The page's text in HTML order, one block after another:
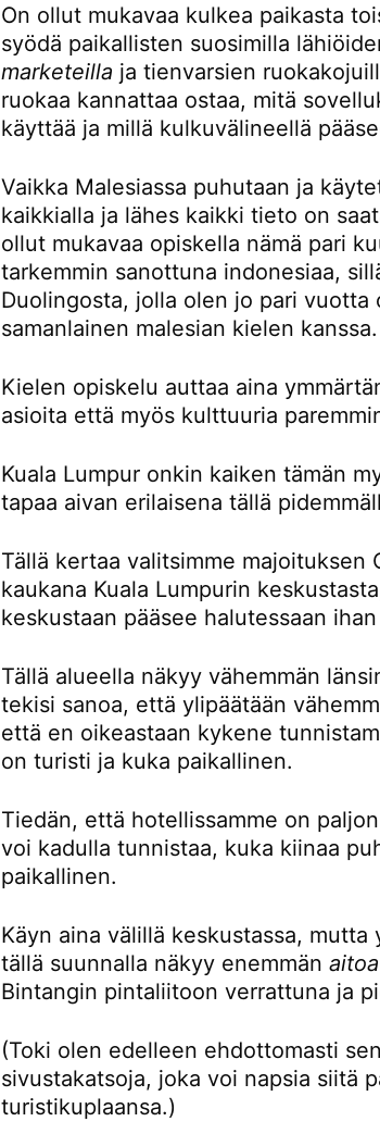
On ollut mukavaa kulkea paikasta
syödä paikallisten suosimilla
marketeilla ja tienvarsien
ruokaa kannattaa ostaa, mitä
käyttää ja millä kulkuvälineellä
Vaikka Malesiassa puhutaan ja
kaikkialla ja lähes kaikki tieto on
ollut mukavaa opiskella nämä pari
tarkemmin sanottuna indonesiaa,
Duolingosta, jolla olen jo pari
samanlainen malesian kielen kanssa.
Kielen opiskelu auttaa aina
asioita että myös kulttuuria
Kuala Lumpur onkin kaiken tämän
tapaa aivan erilaisena tällä
Tällä kertaa valitsimme majoituksen
kaukana Kuala Lumpurin
keskustaan pääsee halutessaan
Tällä alueella näkyy vähemmän
tekisi sanoa, että ylipäätään
että en oikeastaan kykene
on turisti ja kuka paikallinen.
Tiedän, että hotellissamme on
voi kadulla tunnistaa, kuka kiinaa
paikallinen.
Käyn aina välillä keskustassa,
tällä suunnalla näkyy enemmän
Bintangin pintaliitoon verrattuna ja
(Toki olen edelleen ehdottomasti
sivustakatsoja, joka voi napsia siitä
turistikuplaansa.)